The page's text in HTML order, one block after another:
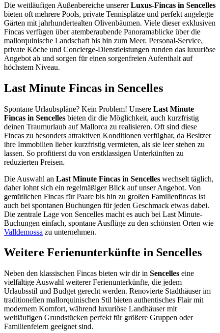
Die weitläufigen Außenbereiche unsererLuxus-Fincas in Sencelles
bieten oft mehrere Pools, private Tennisplätze und perfekt angelegte
Gärten mit jahrhundertealten Olivenbäumen. Viele dieser exklusiven
Fincas verfügen über atemberaubende Panoramablicke über die
mallorquinische Landschaft bis hin zum Meer. Personal-Service,
private Köche und Concierge-Dienstleistungen runden das luxuriöse
Angebot ab und sorgen für einen sorgenfreien Aufenthalt auf
höchstem Niveau.
Last Minute Fincas in Sencelles
Spontane Urlaubspläne? Kein Problem! Unsere Last Minute
Fincas in Sencelles bieten dir die Möglichkeit, auch kurzfristig
deinen Traumurlaub auf Mallorca zu realisieren. Oft sind diese
Fincas zu besonders attraktiven Konditionen verfügbar, da Besitzer
ihre Immobilien lieber kurzfristig vermieten, als sie leer stehen zu
lassen. So profitierst du von erstklassigen Unterkünften zu
reduzierten Preisen.
Die Auswahl an Last Minute Fincas in Sencelles wechselt täglich,
daher lohnt sich ein regelmäßiger Blick auf unser Angebot. Von
gemütlichen Fincas für Paare bis hin zu großen Familienfincas ist
auch bei spontanen Buchungen für jeden Geschmack etwas dabei.
Die zentrale Lage von Sencelles macht es auch bei Last Minute-
Buchungen einfach, spontane Ausflüge zu den schönsten Orten wie
Valldemossa zu unternehmen.
Weitere Ferienunterkünfte in Sencelles
Neben den klassischen Fincas bieten wir dir in Sencelles eine
vielfältige Auswahl weiterer Ferienunterkünfte, die jedem
Urlaubsstil und Budget gerecht werden. Renovierte Stadthäuser im
traditionellen mallorquinischen Stil bieten authentisches Flair mit
modernem Komfort, während luxuriöse Landhäuser mit
weitläufigen Grundstücken perfekt für größere Gruppen oder
Familienfeiern geeignet sind.